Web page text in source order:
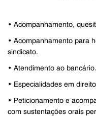
• Acompanhamento,
• Acompanhamento para
sindicato.
• Atendimento ao bancário.
• Especialidades em
• Peticionamento e
com sustentações orais